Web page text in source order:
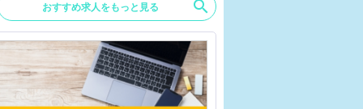
おすすめ求人をもっと見る search